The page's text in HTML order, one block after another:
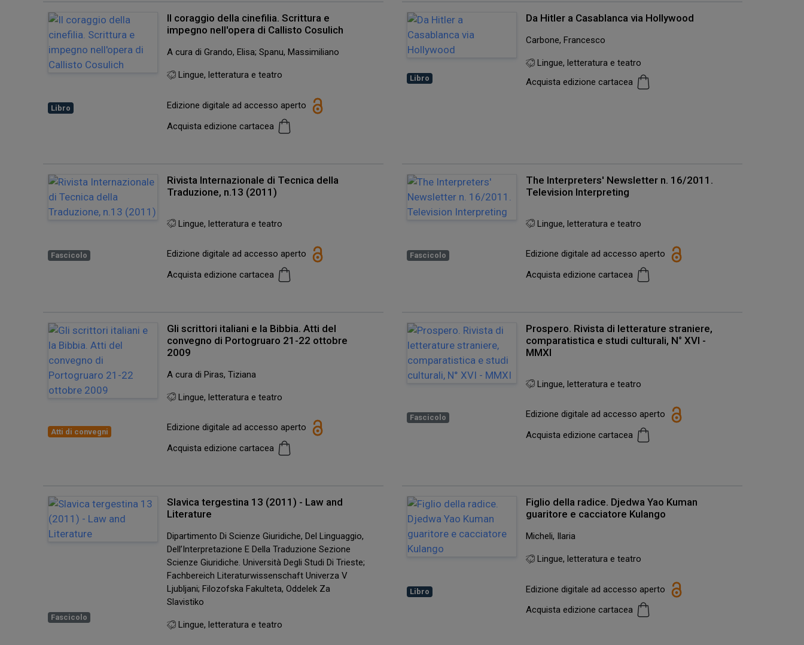
Libro
Il coraggio della cinefilia. Scrittura e
impegno nell'opera di Callisto Cosulich
A cura di Grando, Elisa; Spanu, Massimiliano
Lingue, letteratura e teatro
Edizione digitale ad accesso aperto
Acquista edizione cartacea
Libro
Da Hitler a Casablanca via Hollywood
Carbone, Francesco
Lingue, letteratura e teatro
Acquista edizione cartacea
Fascicolo
Rivista Internazionale di Tecnica della
Traduzione, n.13 (2011)
Lingue, letteratura e teatro
Edizione digitale ad accesso aperto
Acquista edizione cartacea
Fascicolo
The Interpreters' Newsletter n. 16/2011.
Television Interpreting
Lingue, letteratura e teatro
Edizione digitale ad accesso aperto
Acquista edizione cartacea
Atti di convegni
Gli scrittori italiani e la Bibbia. Atti del
convegno di Portogruaro 21-22 ottobre
2009
A cura di Piras, Tiziana
Lingue, letteratura e teatro
Edizione digitale ad accesso aperto
Acquista edizione cartacea
Fascicolo
Prospero. Rivista di letterature straniere,
comparatistica e studi culturali, N° XVI -
MMXI
Lingue, letteratura e teatro
Edizione digitale ad accesso aperto
Acquista edizione cartacea
Fascicolo
Slavica tergestina 13 (2011) - Law and
Literature
Dipartimento Di Scienze Giuridiche, Del Linguaggio,
Dell’Interpretazione E Della Traduzione Sezione
Scienze Giuridiche. Università Degli Studi Di Trieste;
Fachbereich Literaturwissenschaft Univerza V
Ljubljani; Filozofska Fakulteta, Oddelek Za
Slavistiko
Lingue, letteratura e teatro
Libro
Figlio della radice. Djedwa Yao Kuman
guaritore e cacciatore Kulango
Micheli, Ilaria
Lingue, letteratura e teatro
Edizione digitale ad accesso aperto
Acquista edizione cartacea